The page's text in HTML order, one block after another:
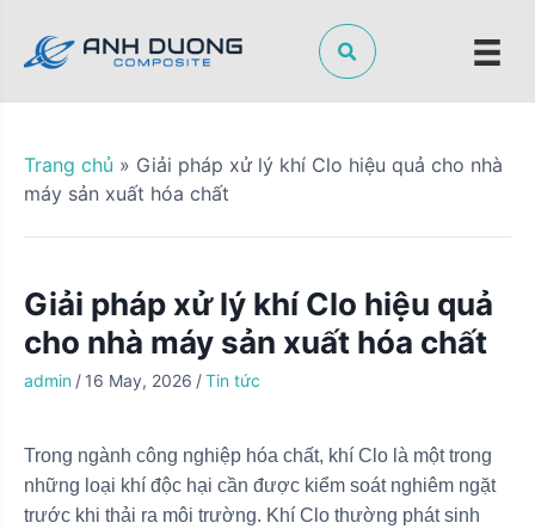
p
Trang chủ » Giải pháp xử lý khí Clo hiệu quả cho nhà
máy sản xuất hóa chất
Giải pháp xử lý khí Clo hiệu quả
cho nhà máy sản xuất hóa chất
admin / 16 May, 2026 /Tin tức
Trong ngành công nghiệp hóa chất, khí Clo là một trong
những loại khí độc hại cần được kiểm soát nghiêm ngặt
trước khi thải ra môi trường. Khí Clo thường phát sinh